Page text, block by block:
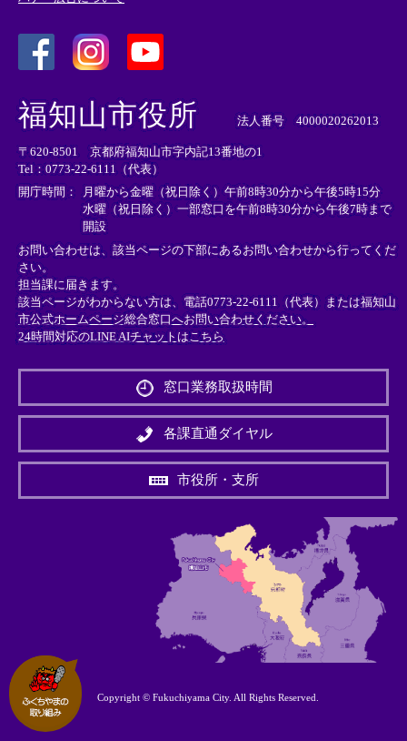
外
部
リ
ン
ク
＞
外
リ
ン
ク
＞
外
部
ン
ク
＞
福知山市役所 法人番号 4000020262013
〒620-8501 京都府福知山市字内記13番地の1
Tel：0773-22-6111（代表）
開庁時間：
月曜から金曜（祝日除く）午前8時30分から午後5時15分
水曜（祝日除く）一部窓口を午前8時30分から午後7時まで
開設
お問い合わせは、該当ページの下部にあるお問い合わせから行ってくだ
さい。
担当課に届きます。
該当ページがわからない方は、電話0773-22-6111（代表）または福知山
市公式ホームページ総合窓口へお問い合わせください。
24時間対応のLINE AIチャットはこちら
外
リ
ン
＞
窓口業務取扱時間
各課直通ダイヤル
市役所・支所
Copyright © Fukuchiyama City. All Rights Reserved.